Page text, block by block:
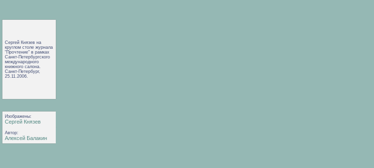
Сергей Князев на
круглом столе журнала
"Прочтение" в рамках
Санкт-Петербургского
международного
книжного салона.
Санкт-Петербург,
25.11.2006.
Изображены:
Сергей Князев
Автор:
Алексей Балакин